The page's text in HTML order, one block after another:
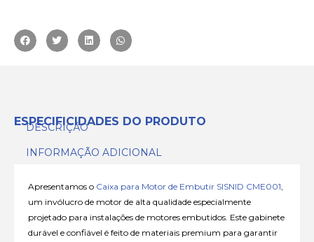
ESPECIFICIDADES DO PRODUTO
DESCRIÇÃO
INFORMAÇÃO ADICIONAL
Apresentamos o Caixa para Motor de Embutir SISNID CME001,
um invólucro de motor de alta qualidade especialmente
projetado para instalações de motores embutidos. Este gabinete
durável e confiável é feito de materiais premium para garantir